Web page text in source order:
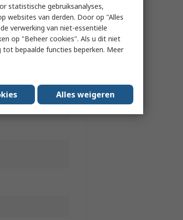
statistische gebruiksanalyses,
websites van derden. Door op "Alles
verwerking van niet-essentiële
op "Beheer cookies". Als u dit niet
bepaalde functies beperken. Meer
Alles weigeren